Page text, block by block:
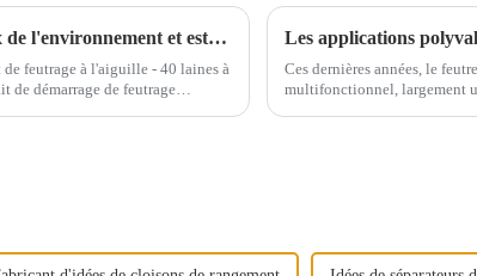
Produits de rangement en feutre respectueux de l'environnement et esthétiques
feutrage à l'aiguille - 40 laines à
de démarrage de feutrage
Ces dernières années, le
multifonctionnel, largement